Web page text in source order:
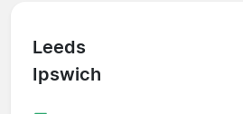
Leeds
Ipswich